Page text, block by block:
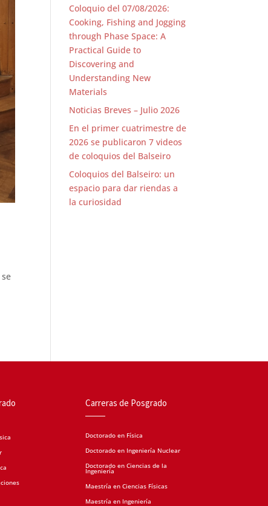
Coloquio del 07/08/2026:
Cooking, Fishing and Jogging
through Phase Space: A
Practical Guide to
Discovering and
Understanding New
Materials
Noticias Breves – Julio 2026
En el primer cuatrimestre de
2026 se publicaron 7 videos
de coloquios del Balseiro
Coloquios del Balseiro: un
espacio para dar riendas a
la curiosidad
Carreras de Posgrado
Doctorado en Física
Doctorado en Ingeniería Nuclear
Doctorado en Ciencias de la
Ingeniería
Maestría en Ciencias Físicas
Maestría en Ingeniería